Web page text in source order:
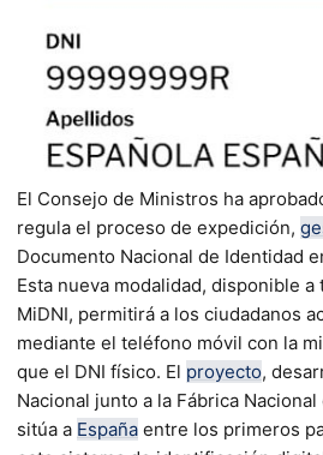
El Consejo de Ministros ha
regula el proceso de expedición,
Documento Nacional de Identidad
Esta nueva modalidad, disponible
MiDNI, permitirá a los ciudadanos
mediante el teléfono móvil con la
que el DNI físico. El proyecto,
Nacional junto a la Fábrica
sitúa a España entre los primeros